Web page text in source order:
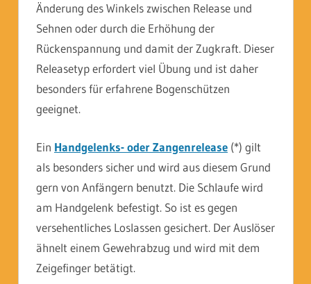
Änderung des Winkels zwischen Release und
Sehnen oder durch die Erhöhung der
Rückenspannung und damit der Zugkraft. Dieser
Releasetyp erfordert viel Übung und ist daher
besonders für erfahrene Bogenschützen
geeignet.
Ein Handgelenks- oder Zangenrelease (*) gilt
als besonders sicher und wird aus diesem Grund
gern von Anfängern benutzt. Die Schlaufe wird
am Handgelenk befestigt. So ist es gegen
versehentliches Loslassen gesichert. Der Auslöser
ähnelt einem Gewehrabzug und wird mit dem
Zeigefinger betätigt.